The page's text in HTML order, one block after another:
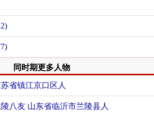
同时期更多人物
省镇江京口区人
陵八友 山东省临沂市兰陵县人